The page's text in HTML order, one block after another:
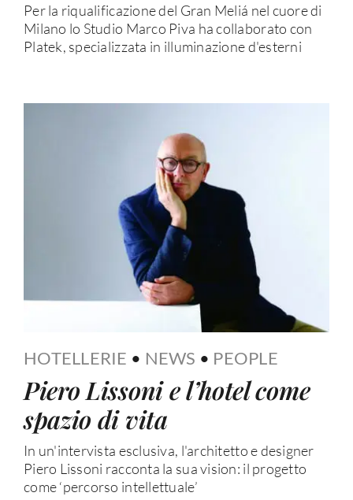
Per la riqualificazione del Gran Meliá nel cuore di
Milano lo Studio Marco Piva ha collaborato con
Platek, specializzata in illuminazione d'esterni
HOTELLERIE • NEWS • PEOPLE
Piero Lissoni e l’hotel come
spazio di vita
In un'intervista esclusiva, l'architetto e designer
Piero Lissoni racconta la sua vision: il progetto
come ‘percorso intellettuale’